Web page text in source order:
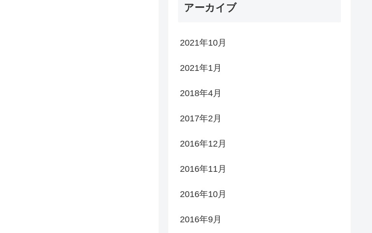
アーカイブ
2021年10月
2021年1月
2018年4月
2017年2月
2016年12月
2016年11月
2016年10月
2016年9月